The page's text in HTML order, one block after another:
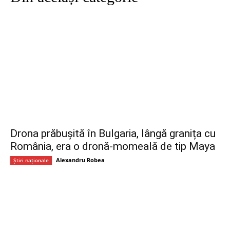
Drona prăbușită în Bulgaria, lângă granița cu
România, era o dronă-momeală de tip Maya
Știri naționale Alexandru Robea